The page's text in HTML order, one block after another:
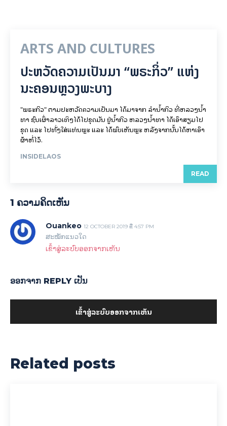
ARTS AND CULTURES
ປະຫວັດຄວາມເປັນມາ “ພຣະກິ່ວ” ແຫ່ງ
ນະຄອນຫຼວງພະບາງ
"ພຣະກິວ" ຕາມປະຫວັດຄວາມເປັນມາ ໄດ້ມາຈາກ ລຳນ້ຳກິວ ທີ່ຫລວງນ້ຳ
ທາ ຊົນເຜົ່າລາວເທິງໄດ້ໄປຂຸດມັນ ຢູ່ນ້ຳກິວ ຫລວງນ້ຳທາ ໄດ້ເອົາສຽມໄປ
ຂຸດ ແລະ ໄປທັ່ງໃສ່ແທ່ນພຼະ ແລະ ໄດ້ພົບເຫັນພຼະ ຫລັງຈາກນັ້ນໄດ້ຫາເອົາ
ຜ້າຫໍ່ໄວ້.
INSIDELAOS
READ
1 ຄວາມ​ຄິດ​ເຫັນ
Ouankeo 12 OCTOBER 2019 ທີ່ 4:57 PM
ສະໝັກແນວໃດ
ເຂົ້າ​ສູ່​ລະ​ບົບ​ອອກ​ຈາກ​ເຫັນ
ອອກ​ຈາກ REPLY ເປັນ
ເຂົ້າ​ສູ່​ລະ​ບົບ​ອອກ​ຈາກ​ເຫັນ
Related posts